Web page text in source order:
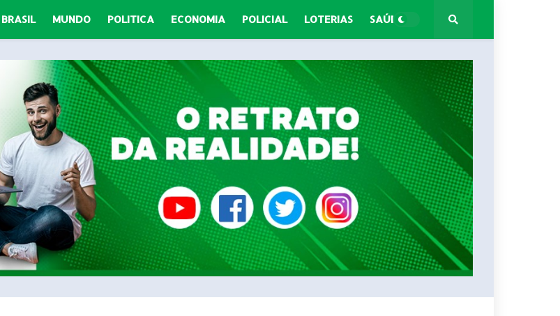
BRASIL MUNDO POLITICA ECONOMIA POLICIAL LOTERIAS SAÚDE